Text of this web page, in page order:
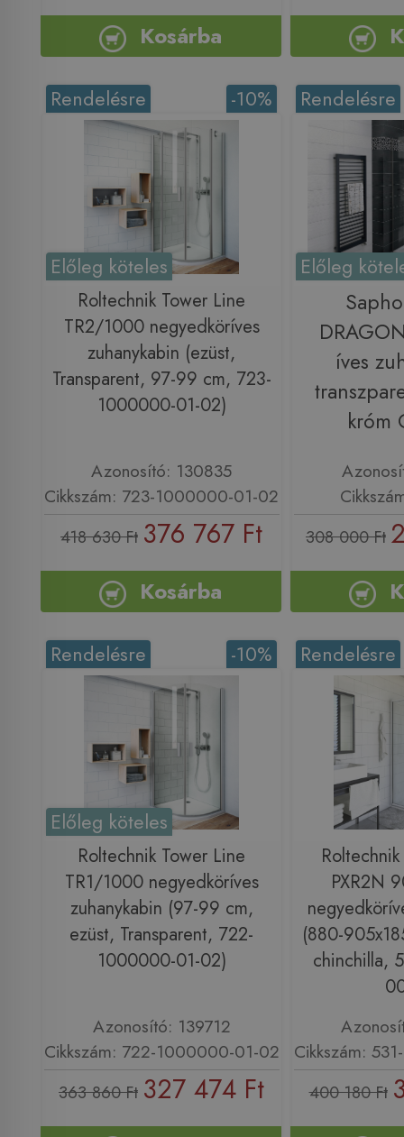
Kosárba
-10%
Rendelésre
Előleg köteles
Roltechnik Tower Line
TR2/1000 negyedköríves
zuhanykabin (ezüst,
Transparent, 97-99 cm, 723-
1000000-01-02)
Azonosító: 130835
Cikkszám: 723-1000000-01-02
418 630 Ft 376 767 Ft
Kosárba
Rendelésre
Előleg
íves
króm
308 000 Ft
-10%
Rendelésre
Előleg köteles
Roltechnik Tower Line
TR1/1000 negyedköríves
zuhanykabin (97-99 cm,
ezüst, Transparent, 722-
1000000-01-02)
Azonosító: 139712
Cikkszám: 722-1000000-01-02
363 860 Ft 327 474 Ft
Rendelésre
PXR2N
(880-
chinchilla,
Cikkszám:
400 180 Ft